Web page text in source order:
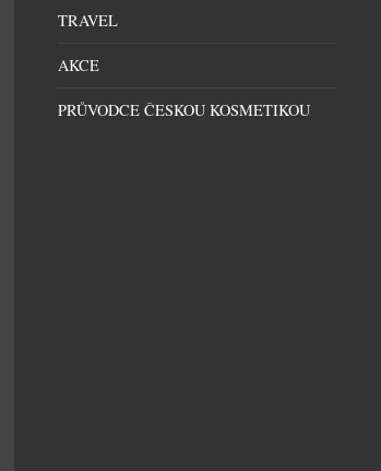
TRAVEL
AKCE
PRŮVODCE ČESKOU KOSMETIKOU